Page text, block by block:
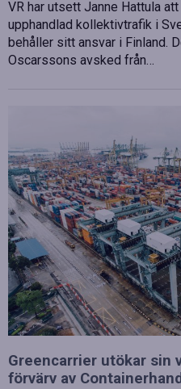
VR har utsett Janne Hattula
upphandlad kollektivtrafik i
behåller sitt ansvar i Finland.
Oscarssons avsked från…
Greencarrier utökar sin
förvärv av